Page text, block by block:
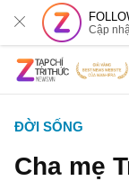
Cập
ĐỜI SỐNG
Cha mẹ